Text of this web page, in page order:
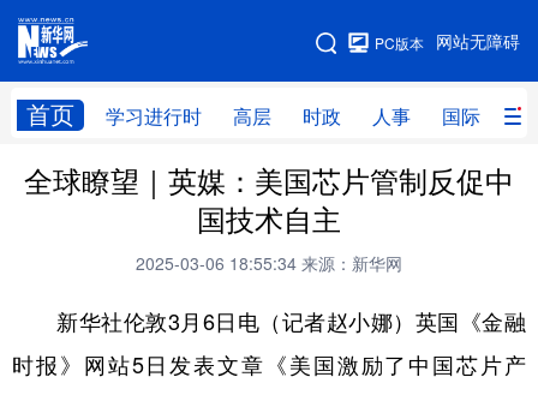
网站无障碍
PC版本
首页 学习进行时 高层 时政 人事 国际 财
网站地图
学习进行时 高层 时政 人事
财经 网评
科技 科创 量子 体育
文化 书画 健康 军事
全球瞭望｜英媒：美国芯片管制反促中
国技术自主
2025-03-06 18:55:34 来源：新华网
新华社伦敦3月6日电（记者赵小娜）英国《金融
时报》网站5日发表文章《美国激励了中国芯片产